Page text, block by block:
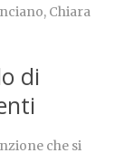
Chiara
di
che si